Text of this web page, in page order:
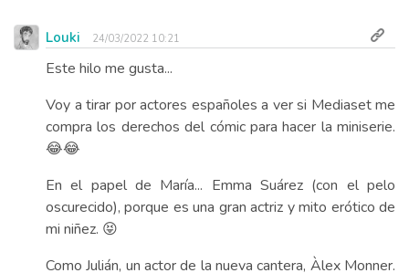
Louki 24/03/2022 10:21
Este hilo me gusta...
Voy a tirar por actores españoles a ver si Mediaset me
compra los derechos del cómic para hacer la miniserie.
😂😂
En el papel de María... Emma Suárez (con el pelo
oscurecido), porque es una gran actriz y mito erótico de
mi niñez. 😝
Como Julián, un actor de la nueva cantera, Àlex Monner.